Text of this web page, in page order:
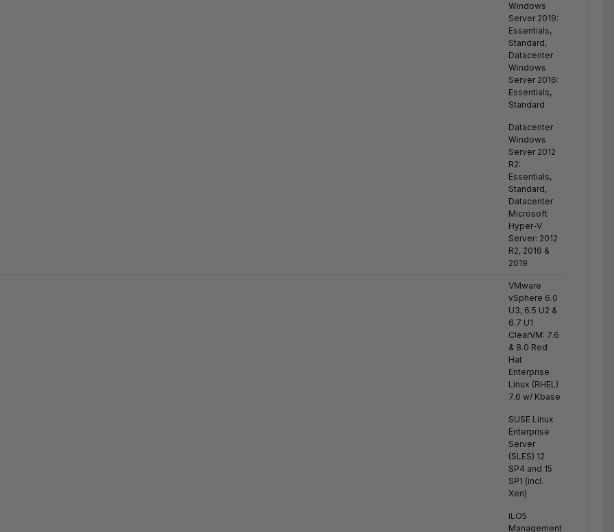
Windows
Server 2019:
Essentials,
Standard,
Datacenter
Windows
Server 2016:
Essentials,
Standard
Datacenter
Windows
Server 2012
R2:
Essentials,
Standard,
Datacenter
Microsoft
Hyper-V
Server: 2012
R2, 2016 &
2019
VMware
vSphere 6.0
U3, 6.5 U2 &
6.7 U1
ClearVM: 7.6
& 8.0 Red
Hat
Enterprise
Linux (RHEL)
7.6 w/ Kbase
SUSE Linux
Enterprise
Server
(SLES) 12
SP4 and 15
SP1 (incl.
Xen)
iLO5
Management